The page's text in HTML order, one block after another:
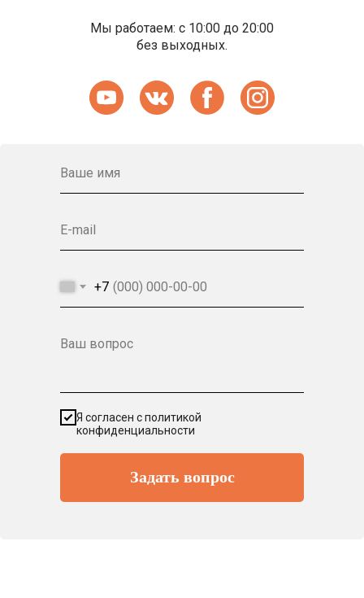
Ваше имя
E-mail
+7
Ваш вопрос
Я согласен с политикой
конфиденциальности
Задать вопрос
Мы работаем: с 10:00 до 20:00
без выходных.